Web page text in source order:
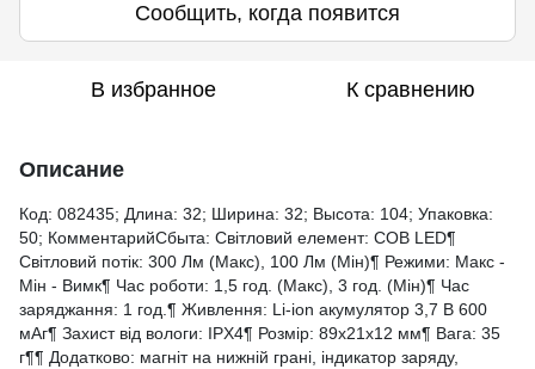
Сообщить, когда появится
В избранное К сравнению
Описание
Код: 082435; Длина: 32; Ширина: 32; Высота: 104; Упаковка:
50; КомментарийСбыта: Світловий елемент: СОВ LED¶
Світловий потік: 300 Лм (Макс), 100 Лм (Мін)¶ Режими: Макс -
Мін - Вимк¶ Час роботи: 1,5 год. (Макс), 3 год. (Мін)¶ Час
заряджання: 1 год.¶ Живлення: Li-ion акумулятор 3,7 В 600
мАг¶ Захист від вологи: IPX4¶ Розмір: 89х21х12 мм¶ Вага: 35
г¶¶ Додатково: магніт на нижній грані, індикатор заряду,